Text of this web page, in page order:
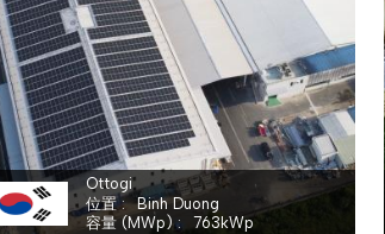
Ottogi
位置
Binh Duong
容量 (MWp)
763 kWp